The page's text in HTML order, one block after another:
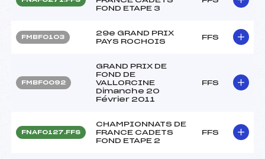
FOND ETAPE 3
FMBF0103
29e GRAND PRIX
PAYS ROCHOIS
FFS
FMBF0092
GRAND PRIX DE
FOND DE
VALLORCINE
Dimanche 20
Février 2011
FFS
FNAF0127.FFS
CHAMPIONNATS DE
FRANCE CADETS
FOND ETAPE 2
FFS